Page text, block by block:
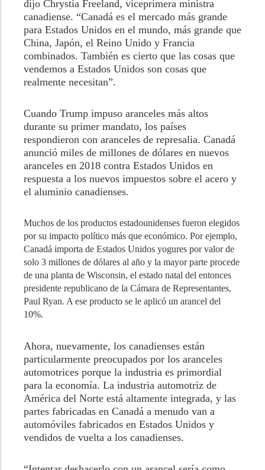
dijo Chrystia Freeland, viceprimera ministra
canadiense. “Canadá es el mercado más grande
para Estados Unidos en el mundo, más grande que
China, Japón, el Reino Unido y Francia
combinados. También es cierto que las cosas que
vendemos a Estados Unidos son cosas que
realmente necesitan”.
Cuando Trump impuso aranceles más altos
durante su primer mandato, los países
respondieron con aranceles de represalia. Canadá
anunció miles de millones de dólares en nuevos
aranceles en 2018 contra Estados Unidos en
respuesta a los nuevos impuestos sobre el acero y
el aluminio canadienses.
Muchos de los productos estadounidenses fueron elegidos
por su impacto político más que económico. Por ejemplo,
Canadá importa de Estados Unidos yogures por valor de
solo 3 millones de dólares al año y la mayor parte procede
de una planta de Wisconsin, el estado natal del entonces
presidente republicano de la Cámara de Representantes,
Paul Ryan. A ese producto se le aplicó un arancel del
10%.
Ahora, nuevamente, los canadienses están
particularmente preocupados por los aranceles
automotrices porque la industria es primordial
para la economía. La industria automotriz de
América del Norte está altamente integrada, y las
partes fabricadas en Canadá a menudo van a
automóviles fabricados en Estados Unidos y
vendidos de vuelta a los canadienses.